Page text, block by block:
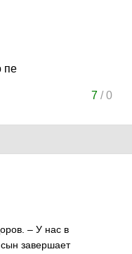
пе
7/0
– У нас в
сын завершает